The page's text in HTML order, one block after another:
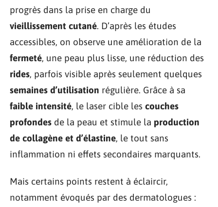
progrès dans la prise en charge du
vieillissement cutané. D’après les études
accessibles, on observe une amélioration de la
fermeté, une peau plus lisse, une réduction des
rides, parfois visible après seulement quelques
semaines d’utilisation régulière. Grâce à sa
faible intensité, le laser cible les couches
profondes de la peau et stimule la production
de collagène et d’élastine, le tout sans
inflammation ni effets secondaires marquants.
Mais certains points restent à éclaircir,
notamment évoqués par des dermatologues :